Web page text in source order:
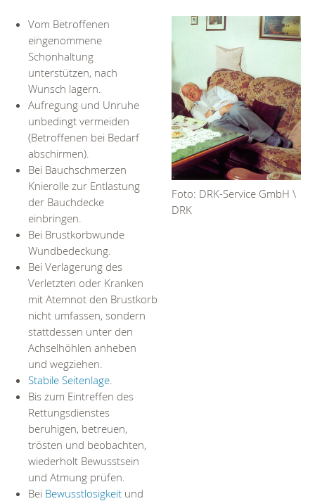
Foto: DRK-Service GmbH \
DRK
Vom Betroffenen
eingenommene
Schonhaltung
unterstützen, nach
Wunsch lagern.
Aufregung und Unruhe
unbedingt vermeiden
(Betroffenen bei Bedarf
abschirmen).
Bei Bauchschmerzen
Knierolle zur Entlastung
der Bauchdecke
einbringen.
Bei Brustkorbwunde
Wundbedeckung.
Bei Verlagerung des
Verletzten oder Kranken
mit Atemnot den Brustkorb
nicht umfassen, sondern
stattdessen unter den
Achselhöhlen anheben
und wegziehen.
Stabile Seitenlage
Bis zum Eintreffen des
Rettungsdienstes
beruhigen, betreuen,
trösten und beobachten,
wiederholt Bewusstsein
und Atmung prüfen.
Bei Bewusstlosigkeit und